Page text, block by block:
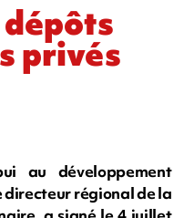
dépôts
privés
au développement
régional de la